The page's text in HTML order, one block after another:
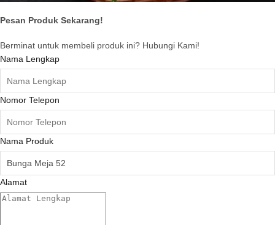
Pesan Produk Sekarang!
Berminat untuk membeli produk ini? Hubungi Kami!
Nama Lengkap
Nomor Telepon
Nama Produk
Alamat